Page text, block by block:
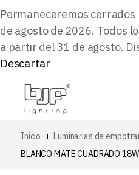
Permaneceremos
de agosto de 2026. Todos
a partir del 31 de agosto.
Descartar
Inicio Luminarias de
BLANCO MATE CUADRADO